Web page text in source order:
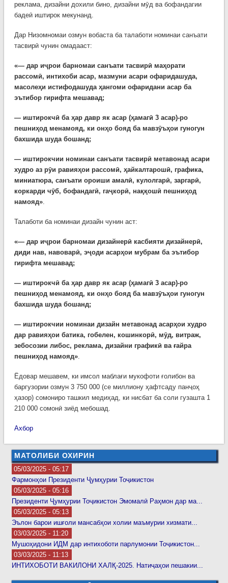
реклама, дизайни дохили бино, дизайни мӯд ва бофандагии
бадеӣ иштирок мекунанд.
Дар Низомномаи озмун вобаста ба талаботи номинаи санъати
тасвирӣ чунин омадааст:
«— дар иҷрои барномаи санъати тасвирӣ маҳорати
рассомӣ, интихоби асар, мазмуни асари офаридашуда,
масолеҳи истифодашуда ҳангоми офаридани асар ба
эътибор гирифта мешавад;
— иштирокчӣ ба ҳар давр як асар (ҳамагӣ 3 асар)-ро
пешниҳод менамояд, ки онҳо бояд ба мавзӯъҳои гуногун
бахшида шуда бошанд;
— иштирокчии номинаи санъати тасвирӣ метавонад асари
худро аз рӯи равияҳои рассомӣ, ҳайкалтарошӣ, графика,
миниатюра, санъати ороиши амалӣ, кулолгарӣ, заргарӣ,
коркарди чӯб, бофандагӣ, гаҷкорӣ, наққошӣ пешниҳод
намояд».
Талаботи ба номинаи дизайн чунин аст:
«— дар иҷрои барномаи дизайнерӣ касбияти дизайнерӣ,
диди нав, навоварӣ, эҷоди асарҳои мубрам ба эътибор
гирифта мешавад;
— иштирокчӣ ба ҳар давр як асар (ҳамагӣ 3 асар)-ро
пешниҳод менамояд, ки онҳо бояд ба мавзӯъҳои гуногун
бахшида шуда бошанд;
— иштирокчии номинаи дизайн метавонад асарҳои худро
дар равияҳои батика, гобелен, кошинкорӣ, мӯд, витраж,
зебосозии либос, реклама, дизайни графикӣ ва ғайра
пешниҳод намояд».
Ёдовар мешавем, ки имсол маблағи мукофоти ғолибон ва
баргузории озмун 3 750 000 (се миллиону ҳафтсаду панҷоҳ
ҳазор) сомониро ташкил медиҳад, ки нисбат ба соли гузашта 1
210 000 сомонӣ зиёд мебошад.
Ахбор
МАТОЛИБИ ОХИРИН
05/03/2025 - 05:17
Фармонҳои Президенти Ҷумҳурии Тоҷикистон
05/03/2025 - 05:16
Президенти Ҷумҳурии Тоҷикистон Эмомалӣ Раҳмон дар ма...
05/03/2025 - 05:13
Эълон барои ишғоли мансабҳои холии маъмурии хизмати...
03/03/2025 - 11:20
Мушоҳидони ИДМ дар интихоботи парлумонии Тоҷикистон...
03/03/2025 - 11:13
ИНТИХОБОТИ ВАКИЛОНИ ХАЛҚ-2025. Натиҷаҳои пешакии...